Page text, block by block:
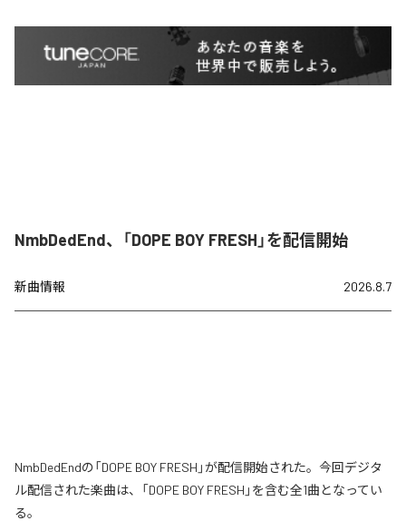
NmbDedEnd、「DOPE BOY FRESH」を配信開始
新曲情報 2026.8.7
NmbDedEndの「DOPE BOY FRESH」が配信開始された。今回デジタ
ル配信された楽曲は、「DOPE BOY FRESH」を含む全1曲となってい
る。